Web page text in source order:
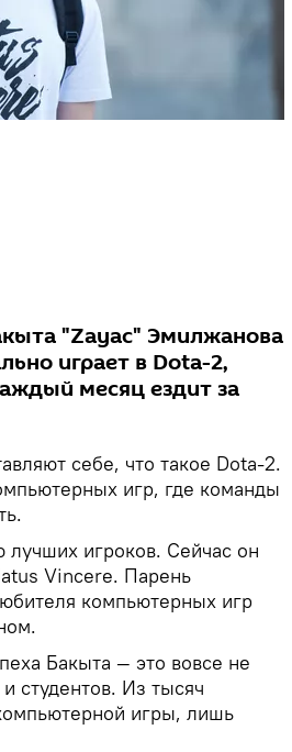
"Zayac" Эмилжанова
играет в Dota-2,
месяц ездит за
себе, что такое Dota-2.
игр, где команды
игроков. Сейчас он
Vincere. Парень
компьютерных игр
Бакыта — это вовсе не
студентов. Из тысяч
игры, лишь